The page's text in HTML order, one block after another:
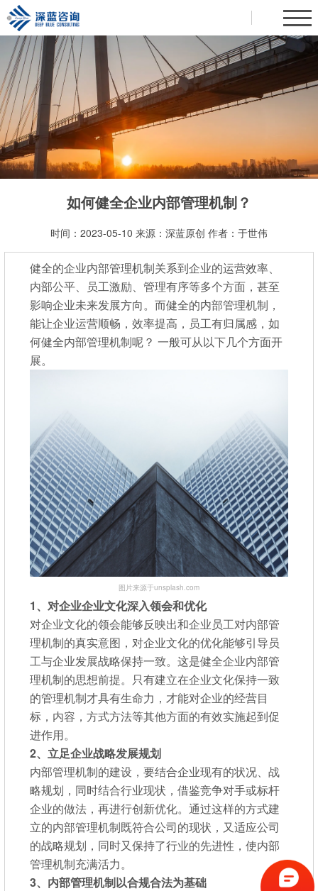
如何健全企业内部管理机制？
时间：2023-05-10 来源： 深蓝原创 作者：于世伟
健全的企业内部管理机制关系到企业的运营效率、
内部公平、员工激励、管理有序等多个方面，甚至
影响企业未来发展方向。而健全的内部管理机制，
能让企业运营顺畅，效率提高，员工有归属感，如
何健全内部管理机制呢？ 一般可从以下几个方面开
展。
图片来源于unsplash.com
1、对企业企业文化深入领会和优化
对企业文化的领会能够反映出和企业员工对内部管
理机制的真实意图，对企业文化的优化能够引导员
工与企业发展战略保持一致。这是健全企业内部管
理机制的思想前提。只有建立在企业文化保持一致
的管理机制才具有生命力，才能对企业的经营目
标，内容，方式方法等其他方面的有效实施起到促
进作用。
2、立足企业战略发展规划
内部管理机制的建设，要结合企业现有的状况、战
略规划，同时结合行业现状，借鉴竞争对手或标杆
企业的做法，再进行创新优化。通过这样的方式建
立的内部管理机制既符合公司的现状，又适应公司
的战略规划，同时又保持了行业的先进性，使内部
管理机制充满活力。
3、 内部管理机制以合规合法为基础